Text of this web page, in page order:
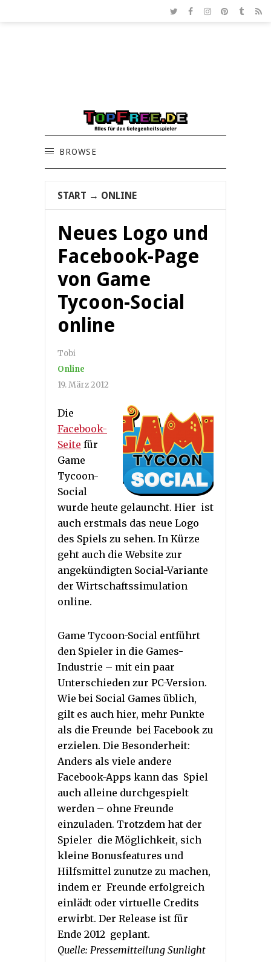
BROWSE
START → ONLINE
Neues Logo und
Facebook-Page
von Game
Tycoon-Social
online
Tobi
Online
19. März 2012
Die
Facebook-
Seite für
Game
Tycoon-
Social
wurde heute gelauncht. Hier ist
auch erstmals das neue Logo
des Spiels zu sehen. In Kürze
geht auch die Website zur
angekündigten Social-Variante
der Wirtschaftssimulation
online.
Game Tycoon-Social entführt
den Spieler in die Games-
Industrie – mit ein paar
Unterschieden zur PC-Version.
Wie bei Social Games üblich,
gilt es auch hier, mehr Punkte
als die Freunde bei Facebook zu
erzielen. Die Besonderheit:
Anders als viele andere
Facebook-Apps kann das Spiel
auch alleine durchgespielt
werden – ohne Freunde
einzuladen. Trotzdem hat der
Spieler die Möglichkeit, sich
kleine Bonusfeatures und
Hilfsmittel zunutze zu machen,
indem er Freunde erfolgreich
einlädt oder virtuelle Credits
erwirbt. Der Release ist für
Ende 2012 geplant.
Quelle: Pressemitteilung Sunlight